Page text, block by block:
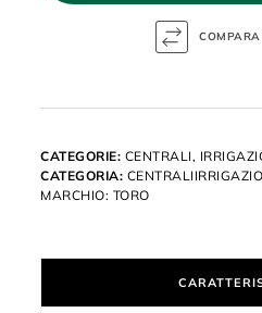
CATEGORIE: CENTRALI ,
CATEGORIA:
MARCHIO: TORO